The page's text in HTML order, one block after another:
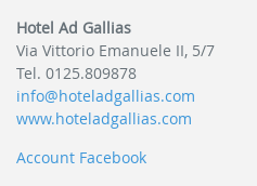
Hotel Ad Gallias
Via Vittorio Emanuele II, 5/7
Tel. 0125.809878
info@hoteladgallias.com
www.hoteladgallias.com
Account Facebook